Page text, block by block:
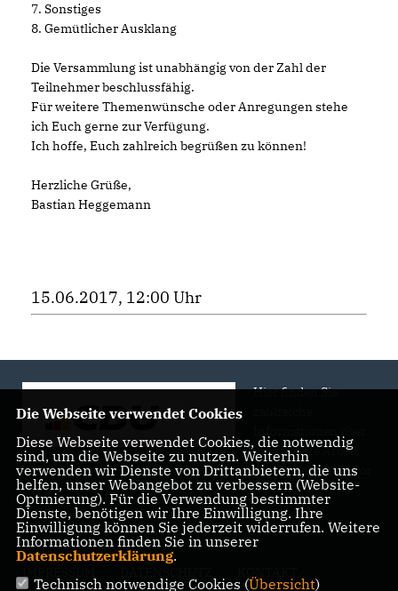
7. Sonstiges
8. Gemütlicher Ausklang
Die Versammlung ist unabhängig von der Zahl der
Teilnehmer beschlussfähig.
Für weitere Themenwünsche oder Anregungen stehe
ich Euch gerne zur Verfügung.
Ich hoffe, Euch zahlreich begrüßen zu können!
Herzliche Grüße,
Bastian Heggemann
15.06.2017, 12:00 Uhr
Hier finden Sie
uns, unsere Arbeit
und Engagement vor
Ort.
Die Webseite verwendet Cookies
Diese Webseite verwendet Cookies, die notwendig
sind, um die Webseite zu nutzen. Weiterhin
verwenden wir Dienste von Drittanbietern, die uns
helfen, unser Webangebot zu verbessern (Website-
Optmierung). Für die Verwendung bestimmter
Dienste, benötigen wir Ihre Einwilligung. Ihre
Einwilligung können Sie jederzeit widerrufen. Weitere
Informationen finden Sie in unserer
Datenschutzerklärung.
Technisch notwendige Cookies (Übersicht)